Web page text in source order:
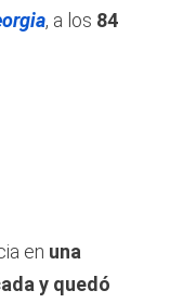
, a los 84
en una
y quedó